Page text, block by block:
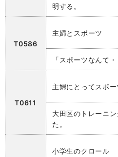
明する。
T0586
主婦とスポーツ
「スポーツなんて
T0611
主婦にとってスポー
大田区のトレーニ
た。
小学生のクロール